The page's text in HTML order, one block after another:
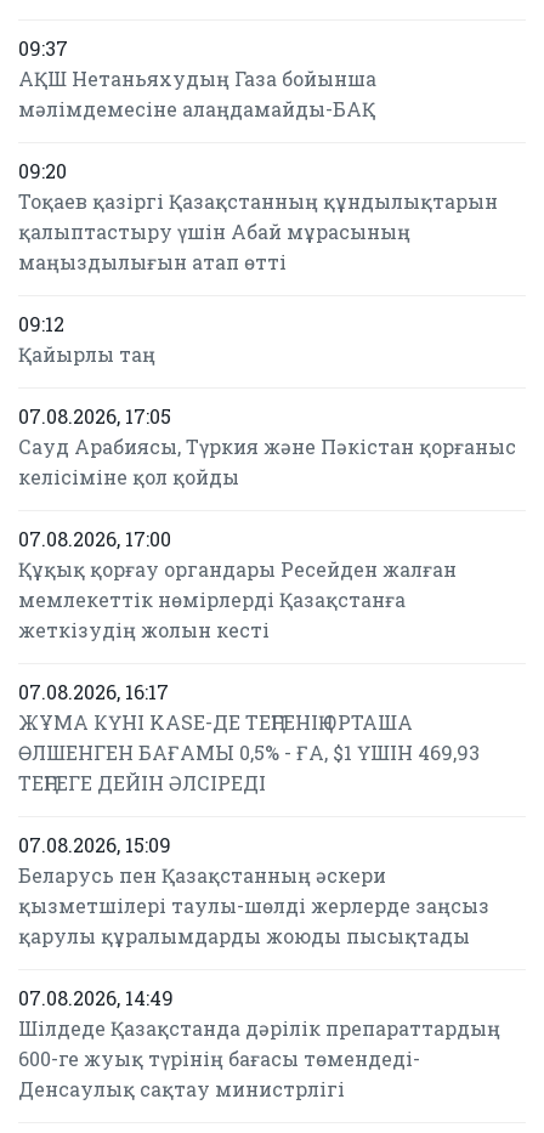
09:37
АҚШ Нетаньяхудың Газа бойынша
мәлімдемесіне алаңдамайды-БАҚ
09:20
Тоқаев қазіргі Қазақстанның құндылықтарын
қалыптастыру үшін Абай мұрасының
маңыздылығын атап өтті
09:12
Қайырлы таң
07.08.2026, 17:05
Сауд Арабиясы, Түркия және Пәкістан қорғаныс
келісіміне қол қойды
07.08.2026, 17:00
Құқық қорғау органдары Ресейден жалған
мемлекеттік нөмірлерді Қазақстанға
жеткізудің жолын кесті
07.08.2026, 16:17
ЖҰМА КҮНІ KASE-ДЕ ТЕҢГЕНІҢ ОРТАША
ӨЛШЕНГЕН БАҒАМЫ 0,5% - ҒА, $1 ҮШІН 469,93
ТЕҢГЕГЕ ДЕЙІН ӘЛСІРЕДІ
07.08.2026, 15:09
Беларусь пен Қазақстанның әскери
қызметшілері таулы-шөлді жерлерде заңсыз
қарулы құралымдарды жоюды пысықтады
07.08.2026, 14:49
Шілдеде Қазақстанда дәрілік препараттардың
600-ге жуық түрінің бағасы төмендеді-
Денсаулық сақтау министрлігі